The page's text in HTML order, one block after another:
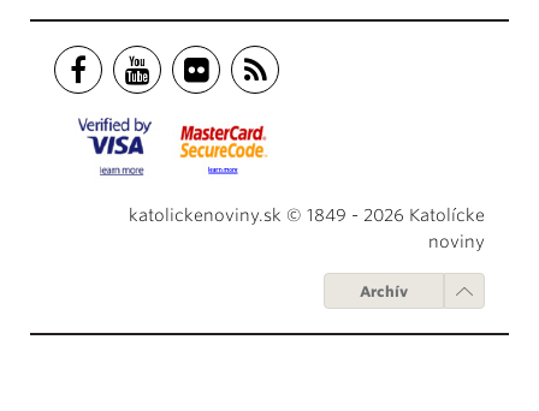
katolickenoviny.sk © 1849 - 2026 Katolícke
noviny
Archív